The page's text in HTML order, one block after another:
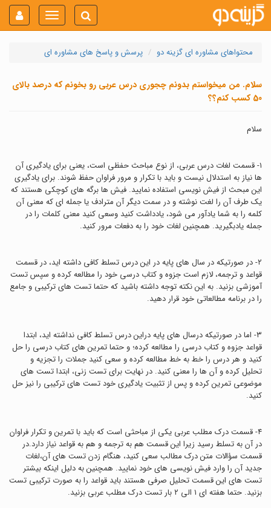
Toggle
navigation
محتواهای مشاوره ای گزینه دو پرسش و پاسخ های مشاوره ای
سلام. من میخواستم بدونم چجوری درس عربی رو بخونم که درصد بالای
50 کسب کنم؟؟
سلام
١- قسمت لغات درس عربی، از نوع مباحث حفظی است، یعنی برای یادگیری آن
ها نیاز به استدلال نیست و باید با تکرار و مرور فراوان حفظ شوند. برای یادگیری
این مبحث از فیش نویسی استفاده نمایید. فیش ها برگه های کوچکی هستند که
یک طرف آن را لغت نوشته و در سمت دیگر آن مترادف یا جمله ای که معنی آن
کلمه را به شما یادآور می شود، یادداشت کنید وسعی کنید معنی کلمات را در
جمله یادبگیرید. همچنین لغات خود را به دفعات مرور کنید.
۲- در صورتیکه در سال های پایه در این درس تسلط کافی داشته اید، در قسمت
قواعد و ترجمه، لازم است جزوه و کتاب درسی خود را مطالعه کرده و سپس تست
آموزشی بزنید. به این نکته توجه داشته باشید که حتما تست های ترکیبی و جامع
را در برنامه مطالعاتی خود قرار دهید.
۳- اما در صورتیکه درسال های پایه دراین درس تسلط کافی نداشته اید، ابتدا
قواعد جزوه و کتاب درسی را مطالعه کرده؛ و حتما تمرین های کتاب درسی را حل
کنید و هر درس را خط به خط مطالعه کرده و سعی کنید جملات را تجزیه و
تحلیل کرده و آن ها را معنی کنید. در نهایت برای تست زنی، ابتدا تست های
موضوعی تمرین کرده و پس از تثبیت یادگیری خود تست های ترکیبی را نیز حل
کنید.
۴- قسمت درك مطلب عربي يكي از مباحثي است كه بايد با تمرين و تكرار فراوان
در آن به تسلط رسيد زيرا اين قسمت هم به ترجمه و هم به قواعد نياز دارد.در
قسمت سؤالات متن درک مطالب سعی کنید، هنگام زدن تست هاي آن،لغات
جدید آن را وارد فیش نویسی های خود نمایید. همچنين به دليل اينكه بيشتر
تست هاي اين قسمت تحليل صرفي هستند بايد قواعد را به صورت تركيبي تست
بزنيد. حتما هفته اي ١ الي ٢ بار تست درك مطلب عربي بزنيد.